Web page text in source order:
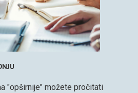
"opširnije" možete pročitati